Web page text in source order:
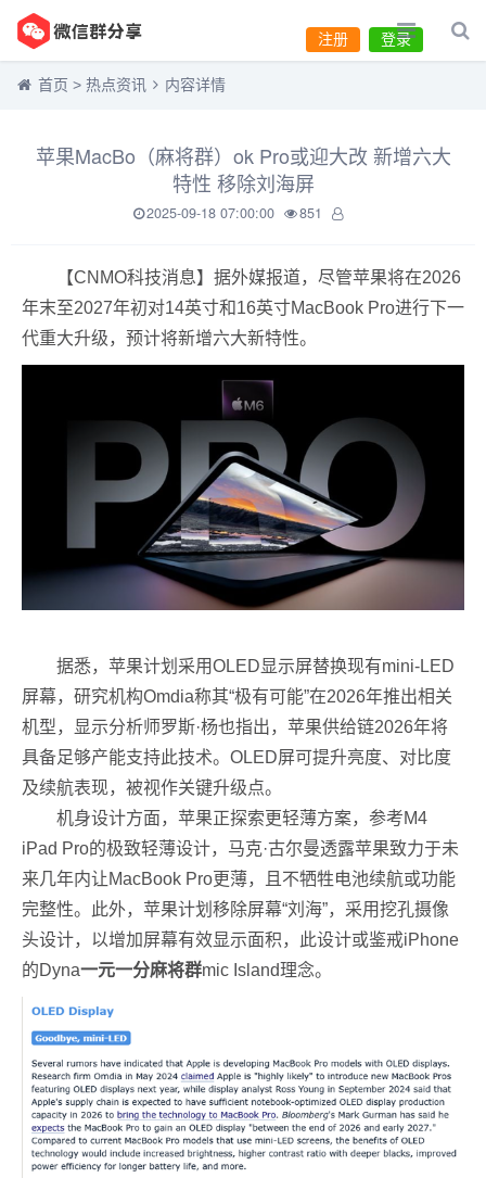
登录
注册
首页 > 热点资讯 内容详情
苹果MacBo（麻将群）ok Pro或迎大改 新增六大
特性 移除刘海屏
2025-09-18 07:00:00 851
【CNMO科技消息】据外媒报道，尽管苹果将在2026
年末至2027年初对14英寸和16英寸MacBook Pro进行下一
代重大升级，预计将新增六大新特性。
据悉，苹果计划采用OLED显示屏替换现有mini-LED
屏幕，研究机构Omdia称其“极有可能”在2026年推出相关
机型，显示分析师罗斯·杨也指出，苹果供给链2026年将
具备足够产能支持此技术。OLED屏可提升亮度、对比度
及续航表现，被视作关键升级点。
机身设计方面，苹果正探索更轻薄方案，参考M4
iPad Pro的极致轻薄设计，马克·古尔曼透露苹果致力于未
来几年内让MacBook Pro更薄，且不牺牲电池续航或功能
完整性。此外，苹果计划移除屏幕“刘海”，采用挖孔摄像
头设计，以增加屏幕有效显示面积，此设计或鉴戒iPhone
的Dyna一元一分麻将群mic Island理念。